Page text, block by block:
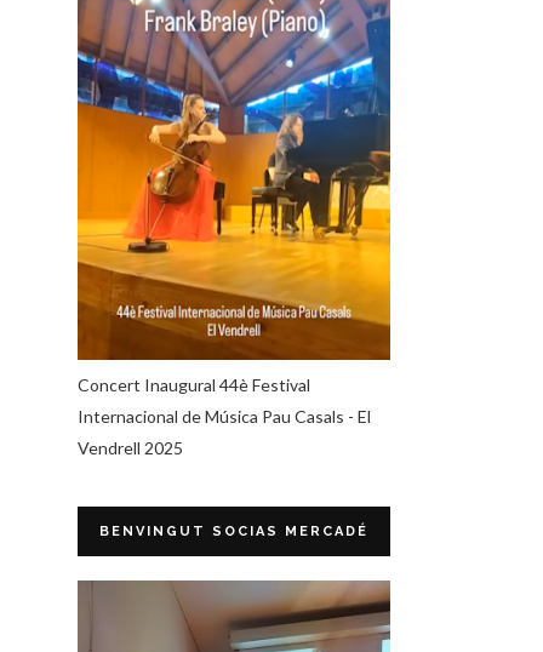
Concert Inaugural 44è Festival
Internacional de Música Pau Casals - El
Vendrell 2025
BENVINGUT SOCIAS MERCADÉ